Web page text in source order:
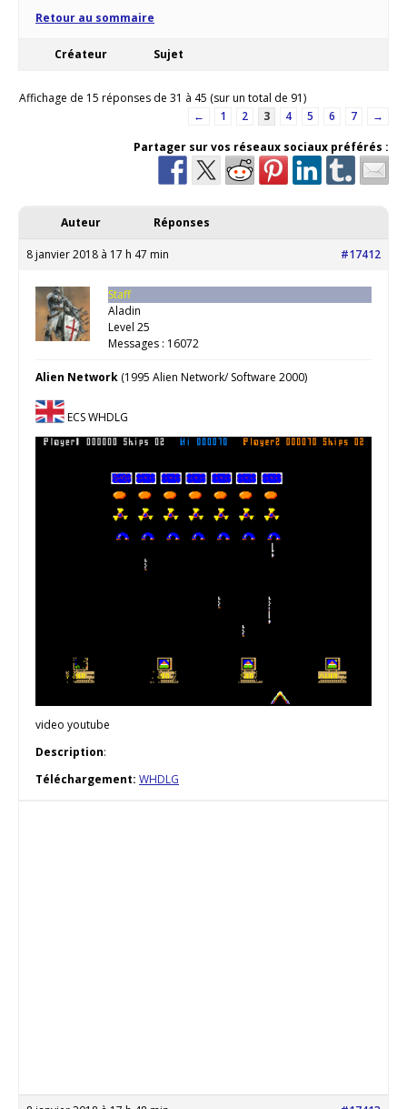
Retour au sommaire
Créateur Sujet
Affichage de 15 réponses de 31 à 45 (sur un total de 91)
←
1 2 3 4 5 6 7
→
Partager sur vos réseaux sociaux préférés :
Auteur Réponses
8 janvier 2018 à 17 h 47 min #17412
Staff
Aladin
Level 25
Messages : 16072
Alien Network (1995 Alien Network/ Software 2000)
ECS WHDLG
video youtube
Description:
Téléchargement: WHDLG